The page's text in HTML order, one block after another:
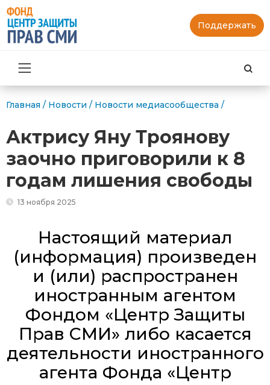
Поддержать
Главная / Новости / Новости медиасообщества /
Актрису Яну Троянову
заочно приговорили к 8
годам лишения свободы
13 ноября 2025
Настоящий материал
(информация) произведен
и (или) распространен
иностранным агентом
Фондом «Центр Защиты
Прав СМИ» либо касается
деятельности иностранного
агента Фонда «Центр